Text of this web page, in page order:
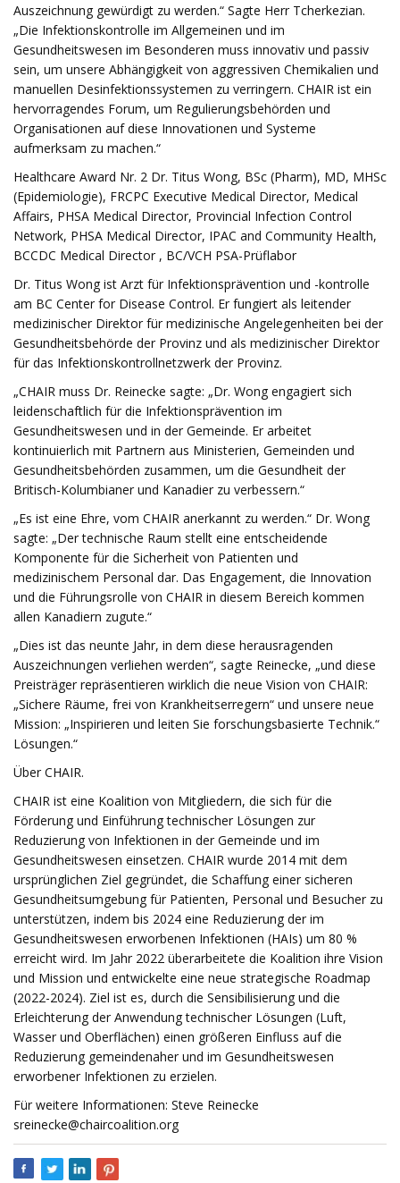
Auszeichnung gewürdigt zu werden.“ Sagte Herr Tcherkezian.
„Die Infektionskontrolle im Allgemeinen und im
Gesundheitswesen im Besonderen muss innovativ und passiv
sein, um unsere Abhängigkeit von aggressiven Chemikalien und
manuellen Desinfektionssystemen zu verringern. CHAIR ist ein
hervorragendes Forum, um Regulierungsbehörden und
Organisationen auf diese Innovationen und Systeme
aufmerksam zu machen.“
Healthcare Award Nr. 2 Dr. Titus Wong, BSc (Pharm), MD, MHSc
(Epidemiologie), FRCPC Executive Medical Director, Medical
Affairs, PHSA Medical Director, Provincial Infection Control
Network, PHSA Medical Director, IPAC and Community Health,
BCCDC Medical Director , BC/VCH PSA-Prüflabor
Dr. Titus Wong ist Arzt für Infektionsprävention und -kontrolle
am BC Center for Disease Control. Er fungiert als leitender
medizinischer Direktor für medizinische Angelegenheiten bei der
Gesundheitsbehörde der Provinz und als medizinischer Direktor
für das Infektionskontrollnetzwerk der Provinz.
„CHAIR muss Dr. Reinecke sagte: „Dr. Wong engagiert sich
leidenschaftlich für die Infektionsprävention im
Gesundheitswesen und in der Gemeinde. Er arbeitet
kontinuierlich mit Partnern aus Ministerien, Gemeinden und
Gesundheitsbehörden zusammen, um die Gesundheit der
Britisch-Kolumbianer und Kanadier zu verbessern.“
„Es ist eine Ehre, vom CHAIR anerkannt zu werden.“ Dr. Wong
sagte: „Der technische Raum stellt eine entscheidende
Komponente für die Sicherheit von Patienten und
medizinischem Personal dar. Das Engagement, die Innovation
und die Führungsrolle von CHAIR in diesem Bereich kommen
allen Kanadiern zugute.“
„Dies ist das neunte Jahr, in dem diese herausragenden
Auszeichnungen verliehen werden“, sagte Reinecke, „und diese
Preisträger repräsentieren wirklich die neue Vision von CHAIR:
„Sichere Räume, frei von Krankheitserregern“ und unsere neue
Mission: „Inspirieren und leiten Sie forschungsbasierte Technik.“
Lösungen.“
Über CHAIR.
CHAIR ist eine Koalition von Mitgliedern, die sich für die
Förderung und Einführung technischer Lösungen zur
Reduzierung von Infektionen in der Gemeinde und im
Gesundheitswesen einsetzen. CHAIR wurde 2014 mit dem
ursprünglichen Ziel gegründet, die Schaffung einer sicheren
Gesundheitsumgebung für Patienten, Personal und Besucher zu
unterstützen, indem bis 2024 eine Reduzierung der im
Gesundheitswesen erworbenen Infektionen (HAIs) um 80 %
erreicht wird. Im Jahr 2022 überarbeitete die Koalition ihre Vision
und Mission und entwickelte eine neue strategische Roadmap
(2022-2024). Ziel ist es, durch die Sensibilisierung und die
Erleichterung der Anwendung technischer Lösungen (Luft,
Wasser und Oberflächen) einen größeren Einfluss auf die
Reduzierung gemeindenaher und im Gesundheitswesen
erworbener Infektionen zu erzielen.
Für weitere Informationen: Steve Reinecke
sreinecke@chaircoalition.org